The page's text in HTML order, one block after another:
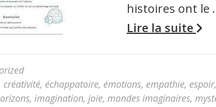
histoires ont le
Lire la suite
créativité, échappatoire, émotions, empathie, espoir,
, imagination, joie, mondes imaginaires,